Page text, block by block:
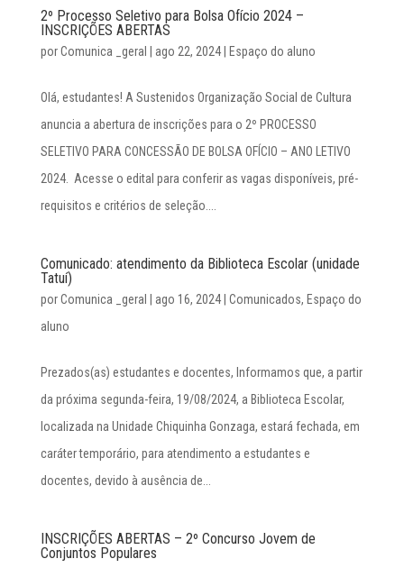
2º Processo Seletivo para Bolsa Ofício 2024 –
INSCRIÇÕES ABERTAS
porComunica _geral ago 22, 2024| Espaço do aluno
Olá, estudantes! A Sustenidos Organização Social de Cultura
anuncia a abertura de inscrições para o 2º PROCESSO
SELETIVO PARA CONCESSÃO DE BOLSA OFÍCIO – ANO LETIVO
2024. Acesse o edital para conferir as vagas disponíveis, pré-
requisitos e critérios de seleção....
Comunicado: atendimento da Biblioteca Escolar (unidade
Tatuí)
porComunica _geral ago 16, 2024| Comunicados, Espaço do
aluno
Prezados(as) estudantes e docentes, Informamos que, a partir
da próxima segunda-feira, 19/08/2024, a Biblioteca Escolar,
localizada na Unidade Chiquinha Gonzaga, estará fechada, em
caráter temporário, para atendimento a estudantes e
docentes, devido à ausência de...
INSCRIÇÕES ABERTAS – 2º Concurso Jovem de
Conjuntos Populares